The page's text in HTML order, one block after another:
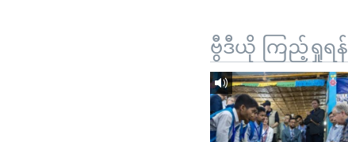
ဗွီဒီယို ကြည့်ရှုရန်